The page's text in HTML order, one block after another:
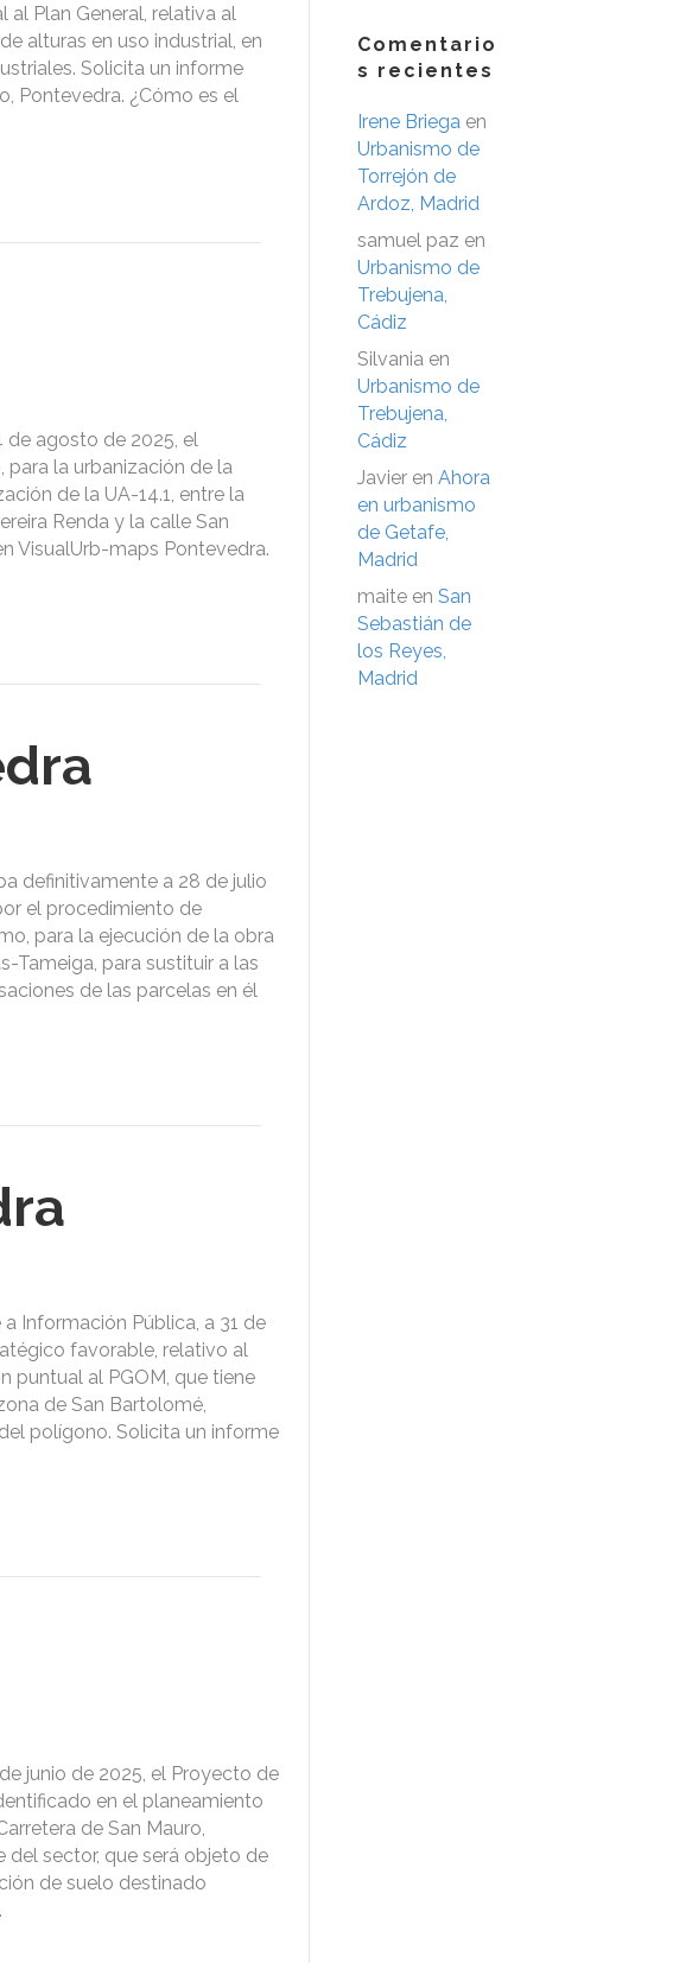
Plan General, relativa al
alturas en uso industrial, en
Solicita un informe
Pontevedra. ¿Cómo es el
de agosto de 2025, el
para la urbanización de la
de la UA-14.1, entre la
Renda y la calle San
VisualUrb-maps Pontevedra.
definitivamente a 28 de julio
el procedimiento de
para la ejecución de la obra
Tameiga, para sustituir a las
de las parcelas en él
Información Pública, a 31 de
favorable, relativo al
puntual al PGOM, que tiene
de San Bartolomé,
polígono. Solicita un informe
junio de 2025, el Proyecto de
en el planeamiento
de San Mauro,
sector, que será objeto de
de suelo destinado
Comentario
s recientes
Irene Briega en
Urbanismo de
Torrejón de
Ardoz, Madrid
samuel paz en
Urbanismo de
Trebujena,
Cádiz
Silvania en
Urbanismo de
Trebujena,
Cádiz
Javier en Ahora
en urbanismo
de Getafe,
Madrid
maite en San
Sebastián de
los Reyes,
Madrid